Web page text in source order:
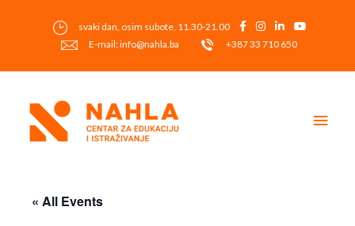
svaki dan, osim subote, 11.30-21.00
E-mail: info@nahla.ba
+387 33 710 650
« All Events